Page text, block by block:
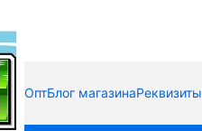
ОптБлог магазинаРеквизиты